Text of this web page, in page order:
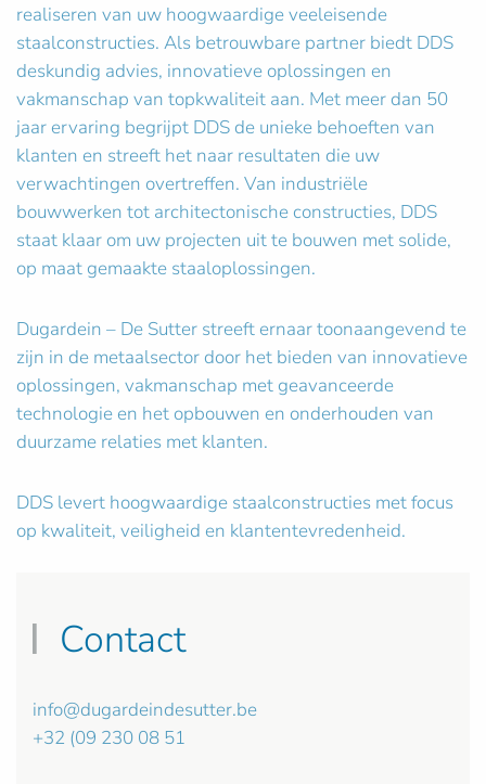
realiseren van uw hoogwaardige veeleisende
staalconstructies. Als betrouwbare partner biedt DDS
deskundig advies, innovatieve oplossingen en
vakmanschap van topkwaliteit aan. Met meer dan 50
jaar ervaring begrijpt DDS de unieke behoeften van
klanten en streeft het naar resultaten die uw
verwachtingen overtreffen. Van industriële
bouwwerken tot architectonische constructies, DDS
staat klaar om uw projecten uit te bouwen met solide,
op maat gemaakte staaloplossingen.
Dugardein – De Sutter streeft ernaar toonaangevend te
zijn in de metaalsector door het bieden van innovatieve
oplossingen, vakmanschap met geavanceerde
technologie en het opbouwen en onderhouden van
duurzame relaties met klanten.
DDS levert hoogwaardige staalconstructies met focus
op kwaliteit, veiligheid en klantentevredenheid.
Contact
info@dugardeindesutter.be
+32 (09 230 08 51